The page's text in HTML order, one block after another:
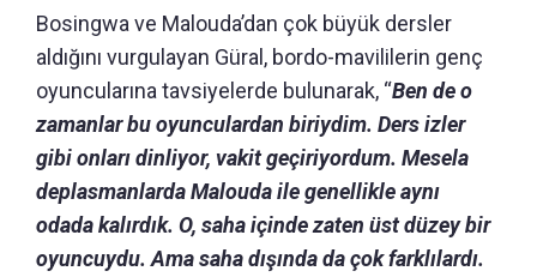
Bosingwa ve Malouda’dan çok büyük dersler
aldığını vurgulayan Güral, bordo-mavililerin genç
oyuncularına tavsiyelerde bulunarak, “Ben de o
zamanlar bu oyunculardan biriydim. Ders izler
gibi onları dinliyor, vakit geçiriyordum. Mesela
deplasmanlarda Malouda ile genellikle aynı
odada kalırdık. O, saha içinde zaten üst düzey bir
oyuncuydu. Ama saha dışında da çok farklılardı.